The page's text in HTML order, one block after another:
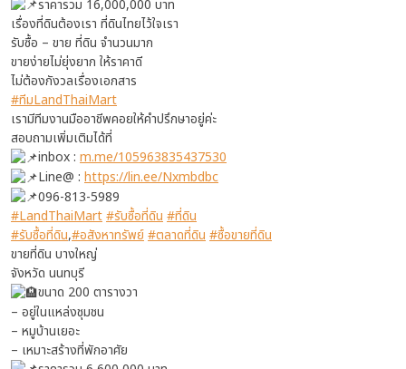
ราคารวม 16,000,000 บาท
เรื่องที่ดินต้องเรา ที่ดินไทยไว้ใจเรา
รับซื้อ – ขาย ที่ดิน จำนวนมาก
ขายง่ายไม่ยุ่งยาก ให้ราคาดี
ไม่ต้องกังวลเรื่องเอกสาร
#ทีมLandThaiMart
เรามีทีมงานมืออาชีพคอยให้คำปรึกษาอยู่ค่ะ
สอบถามเพิ่มเติมได้ที่
inbox : m.me/105963835437530
Line@ : https://lin.ee/Nxmbdbc
096-813-5989
#LandThaiMart#รับซื้อที่ดิน #ที่ดิน
#รับซื้อที่ดิน,#อสังหาทรัพย์#ตลาดที่ดิน #ซื้อขายที่ดิน
ขายที่ดิน บางใหญ่
จังหวัด นนทบุรี
ขนาด 200 ตารางวา
– อยู่ในแหล่งชุมชน
– หมูบ้านเยอะ
– เหมาะสร้างที่พักอาศัย